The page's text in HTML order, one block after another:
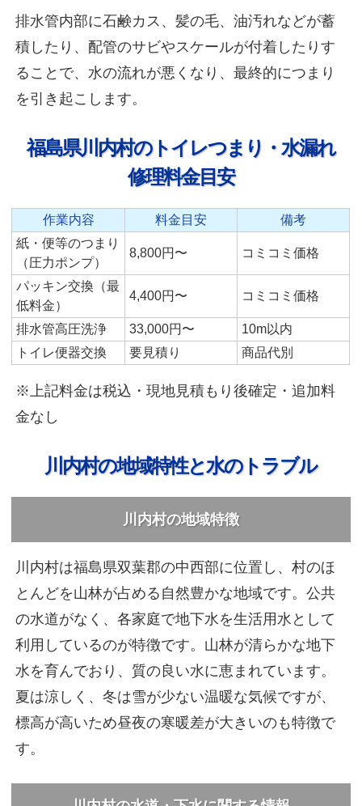
排水管内部に石鹸カス、髪の毛、油汚れなどが蓄
積したり、配管のサビやスケールが付着したりす
ることで、水の流れが悪くなり、最終的につまり
を引き起こします。
福島県川内村のトイレつまり・水漏れ
修理料金目安
作業内容 料金目安
備考
紙・便等のつまり
（圧力ポンプ）
8,800円〜 コミコミ価格
パッキン交換（最
低料金）
4,400円〜 コミコミ価格
排水管高圧洗浄 33,000円〜
10m以内
トイレ便器交換
要見積り 商品代別
※上記料金は税込・現地見積もり後確定・追加料
金なし
川内村の地域特性と水のトラブル
川内村の地域特徴
川内村は福島県双葉郡の中西部に位置し、村のほ
とんどを山林が占める自然豊かな地域です。公共
の水道がなく、各家庭で地下水を生活用水として
利用しているのが特徴です。山林が清らかな地下
水を育んでおり、質の良い水に恵まれています。
夏は涼しく、冬は雪が少ない温暖な気候ですが、
標高が高いため昼夜の寒暖差が大きいのも特徴で
す。